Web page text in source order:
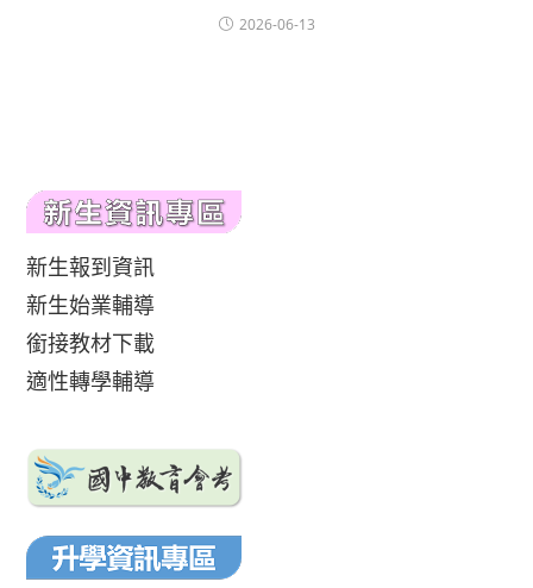
2026-06-13
新生報到資訊
新生始業輔導
銜接教材下載
適性轉學輔導